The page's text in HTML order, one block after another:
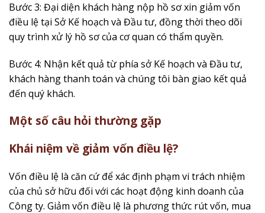
Bước 3: Đại diện khách hàng nộp hồ sơ xin giảm vốn
điều lệ tại Sở Kế hoạch và Đầu tư, đồng thời theo dõi
quy trình xử lý hồ sơ của cơ quan có thẩm quyền.
Bước 4: Nhận kết quả từ phía sở Kế hoạch và Đầu tư,
khách hàng thanh toán và chúng tôi bàn giao kết quả
đến quý khách.
Một số câu hỏi thường gặp
Khái niệm về giảm vốn điều lệ?
Vốn điều lệ là căn cứ để xác định phạm vi trách nhiệm
của chủ sở hữu đối với các hoạt động kinh doanh của
Công ty. Giảm vốn điều lệ là phương thức rút vốn, mua